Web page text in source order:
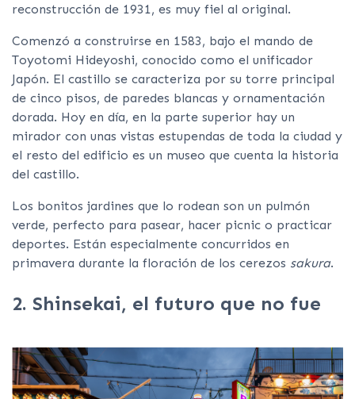
reconstrucción de 1931, es muy fiel al original.
Comenzó a construirse en 1583, bajo el mando de
Toyotomi Hideyoshi, conocido como el unificador
Japón. El castillo se caracteriza por su torre principal
de cinco pisos, de paredes blancas y ornamentación
dorada. Hoy en día, en la parte superior hay un
mirador con unas vistas estupendas de toda la ciudad y
el resto del edificio es un museo que cuenta la historia
del castillo.
Los bonitos jardines que lo rodean son un pulmón
verde, perfecto para pasear, hacer picnic o practicar
deportes. Están especialmente concurridos en
primavera durante la floración de los cerezos sakura.
2. Shinsekai, el futuro que no fue